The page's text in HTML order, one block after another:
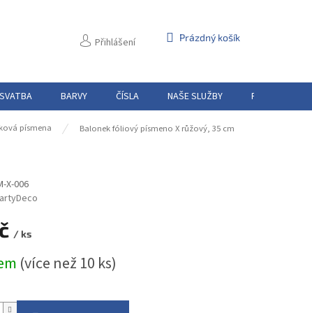
Přihlášení
NÁKUPNÍ
Prázdný košík
BARVY ČÍSLA NAŠE SLUŽBY PŮJČOVNA
písmena Balonek fóliový písmeno X růžový, 35 cm
X-006
/ ks
(více než 10 ks)